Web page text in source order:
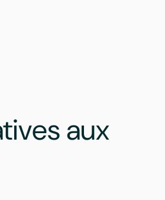
aux